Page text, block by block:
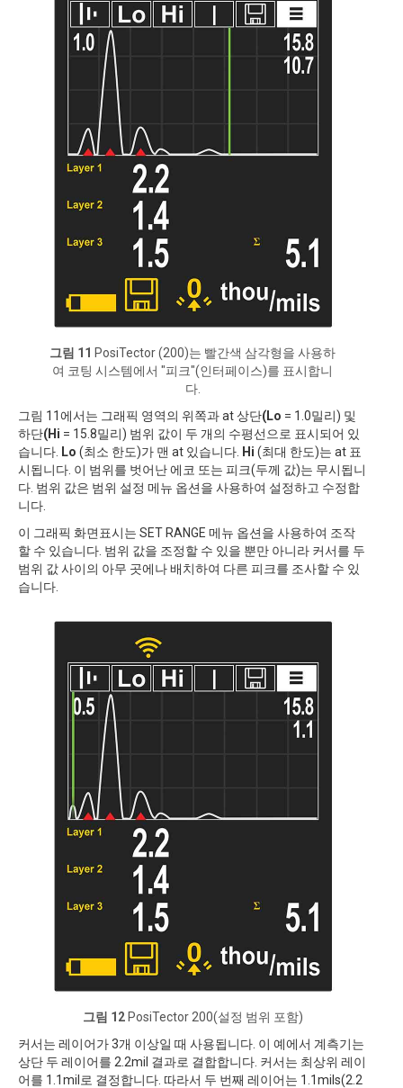
그림 11 PosiTector (200)는 빨간색 삼각형을 사용하
여 코팅 시스템에서 "피크"(인터페이스)를 표시합니
다.
그림 11에서는 그래픽 영역의 위쪽과 at 상단(Lo = 1.0밀리) 및
하단(Hi = 15.8밀리) 범위 값이 두 개의 수평선으로 표시되어 있
습니다. Lo (최소 한도)가 맨 at 있습니다. Hi (최대 한도)는 at 표
시됩니다. 이 범위를 벗어난 에코 또는 피크(두께 값)는 무시됩니
다. 범위 값은 범위 설정 메뉴 옵션을 사용하여 설정하고 수정합
니다.
이 그래픽 화면표시는 SET RANGE 메뉴 옵션을 사용하여 조작
할 수 있습니다. 범위 값을 조정할 수 있을 뿐만 아니라 커서를 두
범위 값 사이의 아무 곳에나 배치하여 다른 피크를 조사할 수 있
습니다.
그림 12PosiTector 200(설정 범위 포함)
커서는 레이어가 3개 이상일 때 사용됩니다. 이 예에서 계측기는
상단 두 레이어를 2.2mil 결과로 결합합니다. 커서는 최상위 레이
어를 1.1mil로 결정합니다. 따라서 두 번째 레이어는 1.1mils(2.2